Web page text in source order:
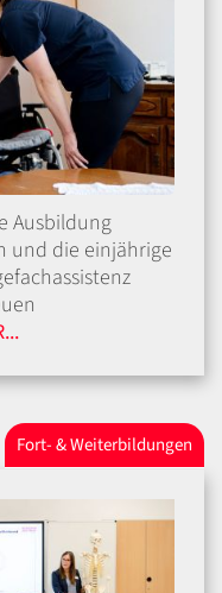
Ausbildung
und die einjährige
Fort- & Weiterbildungen